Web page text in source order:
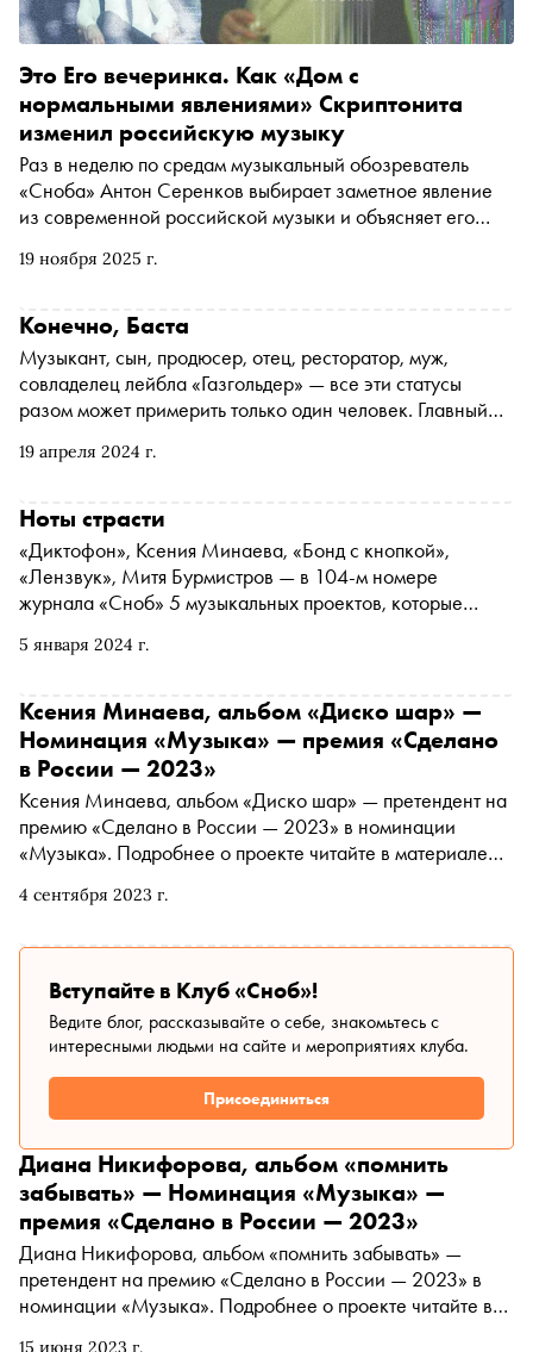
19 ноября 2025 г.
Это Его вечеринка. Как «Дом с
нормальными явлениями» Скриптонита
изменил российскую музыку
Раз в неделю по средам музыкальный обозреватель
«Сноба» Антон Серенков выбирает заметное явление
из современной российской музыки и объясняет его
нормальными явлениями» — первого альбома
раздвинул границы жанра (если не стёр их вовсе)
19 апреля 2024 г.
Конечно, Баста
Музыкант, сын, продюсер, отец, ресторатор, муж,
совладелец лейбла «Газгольдер» — все эти статусы
разом может примерить только один человек. Главный
поймал Василия Вакуленко, или Басту, в дороге и
проектах и молодых музыкантах
5 января 2024 г.
Ноты страсти
«Диктофон», Ксения Минаева, «Бонд с кнопкой»,
«Лензвук», Митя Бурмистров — в 104-м номере
журнала «Сноб» 5 музыкальных проектов, которые
4 сентября 2023 г.
Ксения Минаева, альбом «Диско шар» —
Номинация «Музыка» — премия «Сделано
в России — 2023»
Ксения Минаева, альбом «Диско шар» — претендент на
премию «Сделано в России — 2023» в номинации
«Музыка». Подробнее о проекте читайте в материале
Premium&Private». Технологический партнер —
важных дел» — «Россия — страна возможностей»
Вступайте в Клуб «Сноб»!
Ведите блог, рассказывайте о себе, знакомьтесь с
интересными людьми на сайте и мероприятиях клуба.
Присоединиться
15 июня 2023 г.
Диана Никифорова, альбом «помнить
забывать» — Номинация «Музыка» —
премия «Сделано в России — 2023»
Диана Никифорова, альбом «помнить забывать» —
претендент на премию «Сделано в России — 2023» в
номинации «Музыка». Подробнее о проекте читайте в